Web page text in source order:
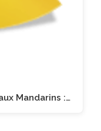
Mandarins :…